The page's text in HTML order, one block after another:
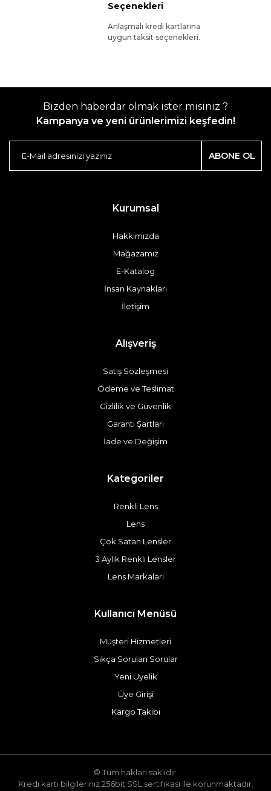
Seçenekleri
Anlaşmalı kredi kartlarına
uygun taksit seçenekleri.
Bizden haberdar olmak ister misiniz ?
Kampanya ve yeni ürünlerimizi keşfedin!
ABONE OL
Kurumsal
Hakkımızda
Mağazamız
E-Katalog
İnsan Kaynakları
İletişim
Alışveriş
Satış Sözleşmesi
Ödeme ve Teslimat
Gizlilik ve Güvenlik
Garanti Şartları
İade ve Değişim
Kategoriler
Renkli Lens
Lens
Çok Satan Lensler
3 Aylık Renkli Lensler
Lens Markaları
Kullanıcı Menüsü
Müşteri Hizmetleri
Sıkça Sorulan Sorular
Yeni Üyelik
Üye Girişi
Kargo Takibi
© Tüm hakları saklıdır.
Kredi kartı bilgileriniz 256bit SSL sertifikası ile korunmaktadır.